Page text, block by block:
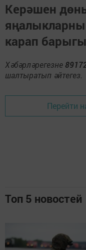
Керәшен
яңалыкларны
карап
Хәбәрләрегезне
шалтыратып әйтегез.
Перейти
Топ 5 новостей